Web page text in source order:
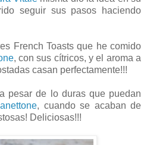
seguir sus pasos haciendo
French Toasts que he comido
, con sus cítricos, y el aroma a
casan perfectamente!!!
pesar de lo duras que puedan
, cuando se acaban de
Deliciosas!!!